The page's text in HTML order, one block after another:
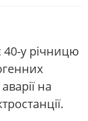
40-у річницю
на